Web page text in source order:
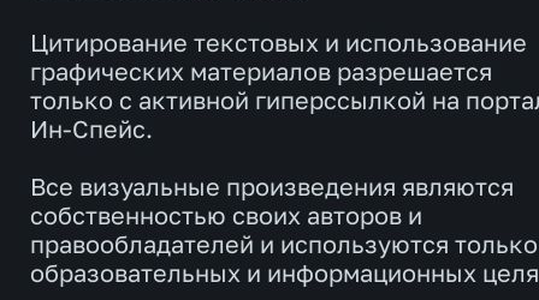
Цитирование текстовых и использование
графических материалов разрешается
только с активной гиперссылкой на
Ин-Спейс.
Все визуальные произведения являются
собственностью своих авторов и
правообладателей и используются
образовательных и информационных